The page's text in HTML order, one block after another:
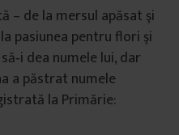
– de la mersul apăsat şi
pasiunea pentru flori şi
dea numele lui, dar
a păstrat numele
la Primărie: